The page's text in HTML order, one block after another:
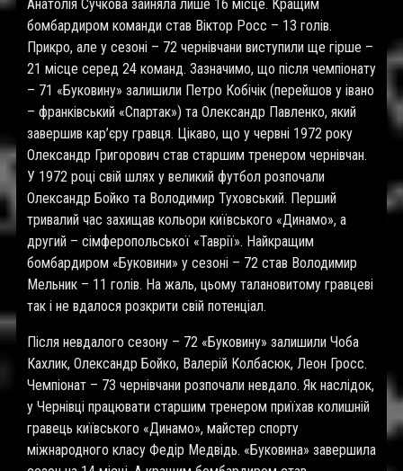
Анатолія Сучкова зайняла лише 16 місце. Кращим
бомбардиром команди став Віктор Росс – 13 голів.
Прикро, але у сезоні – 72 чернівчани виступили ще гірше –
21 місце серед 24 команд. Зазначимо, що після чемпіонату
– 71 «Буковину» залишили Петро Кобічік (перейшов у івано
– франківський «Спартак») та Олександр Павленко, який
завершив кар’єру гравця. Цікаво, що у червні 1972 року
Олександр Григорович став старшим тренером чернівчан.
У 1972 році свій шлях у великий футбол розпочали
Олександр Бойко та Володимир Туховський. Перший
тривалий час захищав кольори київського «Динамо», а
другий – сімферопольської «Таврії». Найкращим
бомбардиром «Буковини» у сезоні – 72 став Володимир
Мельник – 11 голів. На жаль, цьому талановитому гравцеві
так і не вдалося розкрити свій потенціал.
Після невдалого сезону – 72 «Буковину» залишили Чоба
Кахлик, Олександр Бойко, Валерій Колбасюк, Леон Гросс.
Чемпіонат – 73 чернівчани розпочали невдало. Як наслідок,
у Чернівці працювати старшим тренером приїхав колишній
гравець київського «Динамо», майстер спорту
міжнародного класу Федір Медвідь. «Буковина» завершила